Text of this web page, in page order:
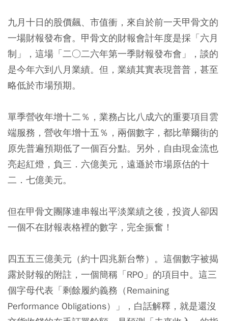
九月十日的股價飆、市值衝，來自於前一天甲骨文的
一場財報發布會。甲骨文的財報會計年度是採「六月
制」，這場「二○二六年第一季財報發布會」，談的
是今年六到八月業績。但，業績其實表現普普，甚至
略低於市場預期。
單季營收年增十二％，業務占比八成六的重要項目雲
端服務，營收年增十五％，兩個數字，都比華爾街的
原先普遍預期低了一個百分點。另外，自由現金流也
亮起紅燈，負三．六億美元，遠遜於市場原估的十
二．七億美元。
但在甲骨文團隊連串報出平淡業績之後，投資人卻因
一個不在財報表格裡的數字，完全振奮！
四五五三億美元（約十四兆新台幣）。這個數字被揭
露於財報的附註，一個簡稱「RPO」的項目中。這三
個字母代表「剩餘履約義務（Remaining
Performance Obligations）」，白話解釋，就是還沒